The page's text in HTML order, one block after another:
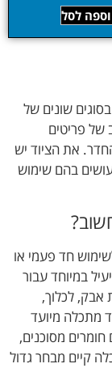
שונים של
של פריטים
את הציוד יש
בהם שימוש
חד פעמי או
במיוחד עבור
אבק, לכלוך,
מתכלה מיועד
מסוכנים,
קיים מבחר גדול
לסל